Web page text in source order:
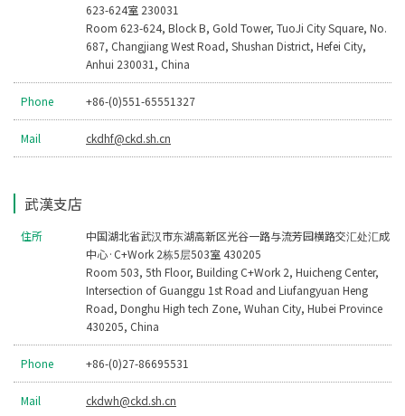
623-624室 230031
Room 623-624, Block B, Gold Tower, TuoJi City Square, No.
687, Changjiang West Road, Shushan District, Hefei City,
Anhui 230031, China
Phone +86-(0)551-65551327
Mail ckdhf@ckd.sh.cn
武漢支店
住所
中国湖北省武汉市东湖高新区光谷一路与流芳园横路交汇处汇成
中心·C+Work 2栋5层503室 430205
Room 503, 5th Floor, Building C+Work 2, Huicheng Center,
Intersection of Guanggu 1st Road and Liufangyuan Heng
Road, Donghu High tech Zone, Wuhan City, Hubei Province
430205, China
Phone +86-(0)27-86695531
Mail ckdwh@ckd.sh.cn